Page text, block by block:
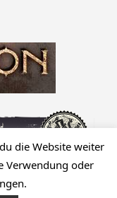
die Website weiter
Verwendung oder